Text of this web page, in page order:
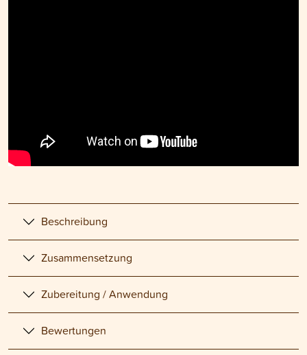
Beschreibung
Zusammensetzung
Zubereitung / Anwendung
Bewertungen